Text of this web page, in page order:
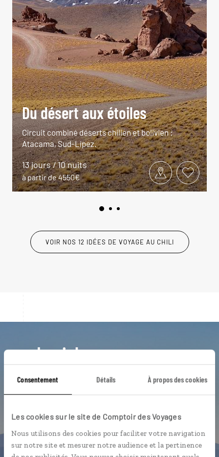
Consentement Détails À propos des cookies
Les cookies sur le site de Comptoir des Voyages
Nous utilisons des cookies pour faciliter votre navigation
sur notre site et mesurer notre audience et la pertinence
Du désert aux étoiles
Circuit combiné déserts chilien et bolivien :
Atacama, Sud-Lípez.
13 jours / 10 nuits
à partir de 4550€
VOIR NOS 12 IDÉES DE VOYAGE AU CHILI
Luciole,
l'appli qui vous guide au Chili
L’itinéraire vers votre lodge en 1
Notre sélection de vignobles
Les plus beaux parcs naturels
géolocalisés